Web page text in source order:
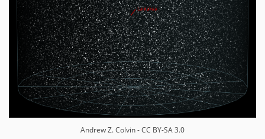
Andrew Z. Colvin - CC BY-SA 3.0